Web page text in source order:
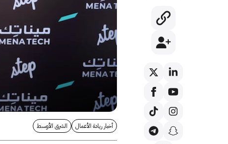
أخبار ريادة الأعمال الشرق الأوسط